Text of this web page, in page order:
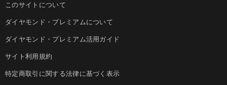
このサイトについて
ダイヤモンド・プレミアムについて
ダイヤモンド・プレミアム活用ガイド
サイト利用規約
特定商取引に関する法律に基づく表示